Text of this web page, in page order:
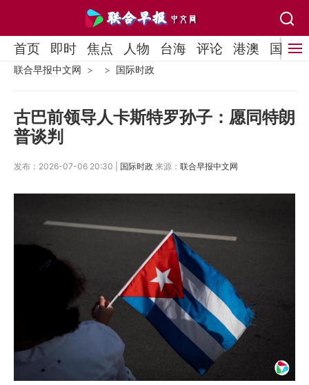
首页 即时 焦点 人物 台海 评论 港澳 国际
联合早报中文网 国际时政
古巴前领导人卡斯特罗孙子：愿同特朗
普谈判
发布：2026-07-06 20:30 | 国际时政 来源： 联合早报中文网